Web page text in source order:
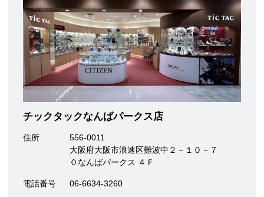
チックタックなんばパークス店
住所
556-0011
大阪府大阪市浪速区難波中２－１０－７
０なんばパークス ４Ｆ
電話番号 06-6634-3260